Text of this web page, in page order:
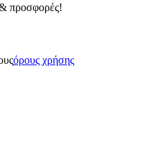
προσφορές!
όρους χρήσης